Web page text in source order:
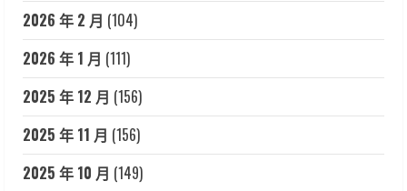
2026 年 2 月 (104)
2026 年 1 月 (111)
2025 年 12 月 (156)
2025 年 11 月 (156)
2025 年 10 月 (149)